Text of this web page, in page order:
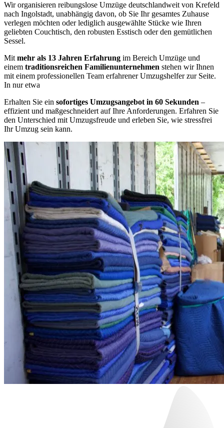
Wir organisieren reibungslose Umzüge deutschlandweit von Krefeld
nach Ingolstadt, unabhängig davon, ob Sie Ihr gesamtes Zuhause
verlegen möchten oder lediglich ausgewählte Stücke wie Ihren
geliebten Couchtisch, den robusten Esstisch oder den gemütlichen
Sessel.
Mit mehr als 13 Jahren Erfahrung im Bereich Umzüge und
einem traditionsreichen Familienunternehmen stehen wir Ihnen
mit einem professionellen Team erfahrener Umzugshelfer zur Seite.
In nur etwa
Erhalten Sie ein sofortiges Umzugsangebot in 60 Sekunden –
effizient und maßgeschneidert auf Ihre Anforderungen. Erfahren Sie
den Unterschied mit Umzugsfreude und erleben Sie, wie stressfrei
Ihr Umzug sein kann.